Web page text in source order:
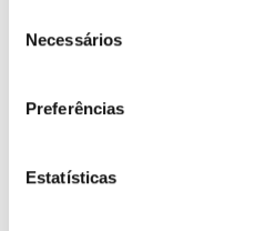
Necessários
Preferências
Estatísticas
Premium